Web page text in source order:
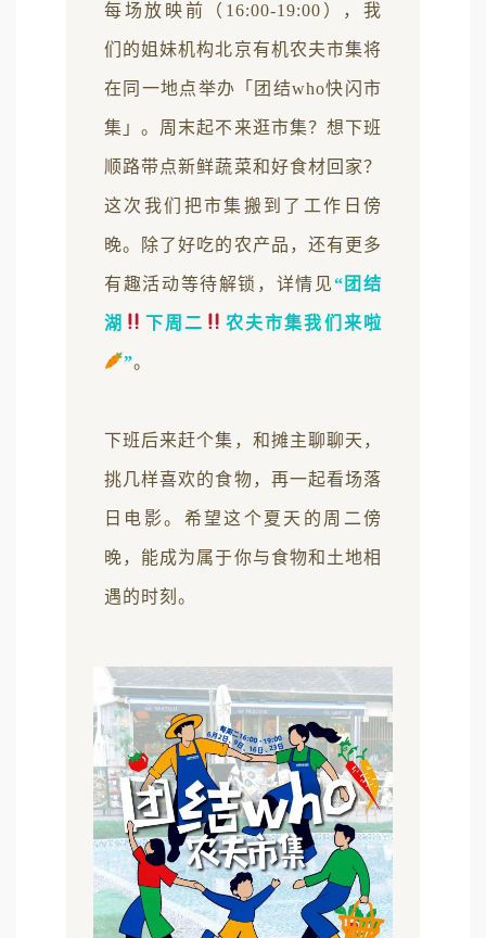
每场放映前（16:00-19:00），我
们的姐妹机构北京有机农夫市集将
在同一地点举办「团结who快闪市
集」。周末起不来逛市集？想下班
顺路带点新鲜蔬菜和好食材回家？
这次我们把市集搬到了工作日傍
晚。除了好吃的农产品，还有更多
有趣活动等待解锁，详情见“团结
湖 下周二 农夫市集我们来啦
”。
下班后来赶个集，和摊主聊聊天，
挑几样喜欢的食物，再一起看场落
日电影。希望这个夏天的周二傍
晚，能成为属于你与食物和土地相
遇的时刻。